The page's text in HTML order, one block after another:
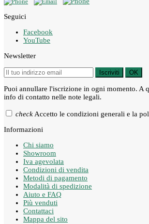
Seguici
Facebook
YouTube
Newsletter
Iscriviti OK
Puoi annullare l'iscrizione in ogni momento. A
info di contatto nelle note legali.
check Accetto le condizioni generali e la
Informazioni
Chi siamo
Showroom
Iva agevolata
Condizioni di vendita
Metodi di pagamento
Modalità di spedizione
Aiuto e FAQ
Più venduti
Contattaci
Mappa del sito